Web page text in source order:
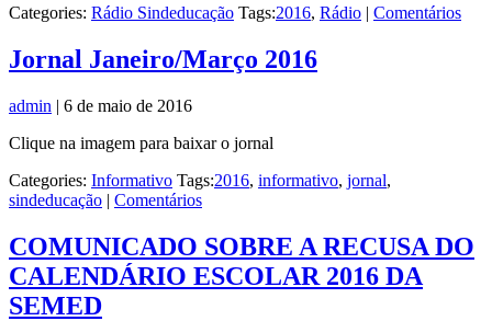
Categories: Rádio Sindeducação Tags:2016, Rádio | Comentários
Jornal Janeiro/Março 2016
admin | 6 de maio de 2016
Clique na imagem para baixar o jornal
Categories: Informativo Tags:2016, informativo, jornal,
sindeducação | Comentários
COMUNICADO SOBRE A RECUSA DO
CALENDÁRIO ESCOLAR 2016 DA
SEMED